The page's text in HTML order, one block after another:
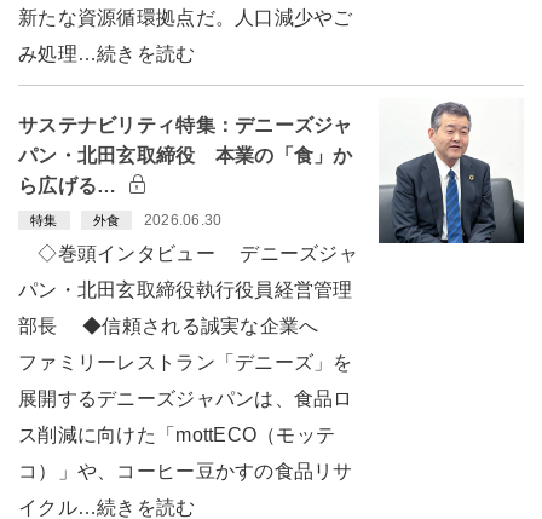
新たな資源循環拠点だ。人口減少やご
み処理…続きを読む
サステナビリティ特集：デニーズジャ
パン・北田玄取締役 本業の「食」か
ら広げる…
特集 外食 2026.06.30
◇巻頭インタビュー デニーズジャ
パン・北田玄取締役執行役員経営管理
部長 ◆信頼される誠実な企業へ
ファミリーレストラン「デニーズ」を
展開するデニーズジャパンは、食品ロ
ス削減に向けた「mottECO（モッテ
コ）」や、コーヒー豆かすの食品リサ
イクル…続きを読む